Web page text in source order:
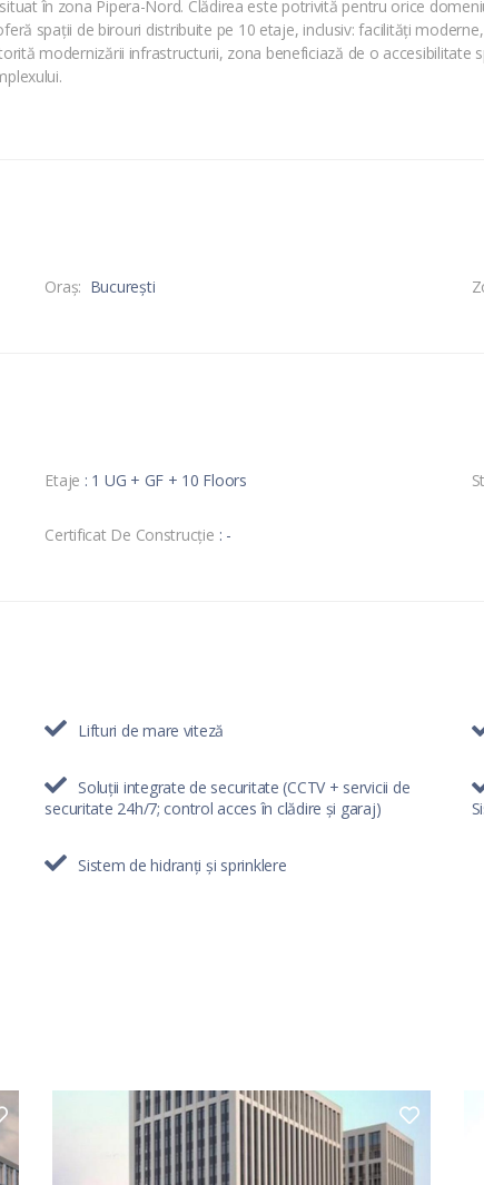
în zona Pipera-Nord. Clădirea este potrivită pentru orice
spații de birouri distribuite pe 10 etaje, inclusiv: facilități
modernizării infrastructurii, zona beneficiază de o accesibilitate
Oraş: București
Etaje : 1 UG + GF + 10 Floors
Certificat De Construcție : -
Lifturi de mare viteză
Soluții integrate de securitate (CCTV + servicii de
securitate 24h/7; control acces în clădire și garaj)
Sistem de hidranți și sprinklere